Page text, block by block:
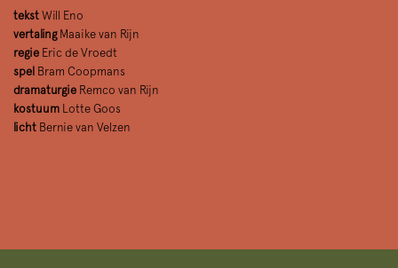
tekst Will Eno
vertaling Maaike van Rijn
regie Eric de Vroedt
spel Bram Coopmans
dramaturgie Remco van Rijn
kostuum Lotte Goos
licht Bernie van Velzen